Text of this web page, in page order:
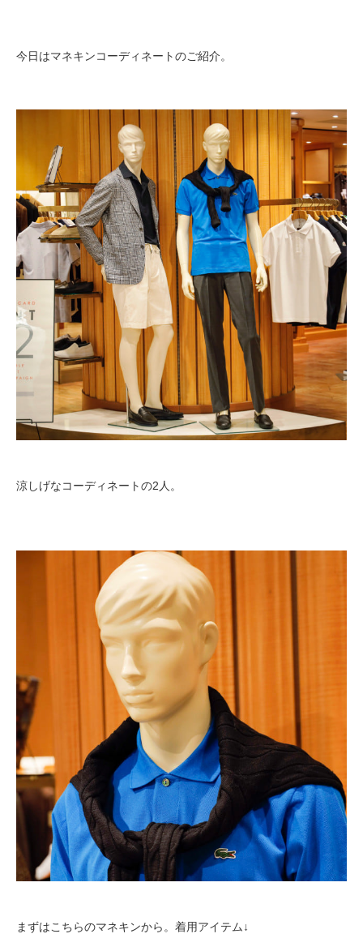
今日はマネキンコーディネートのご紹介。
涼しげなコーディネートの2人。
まずはこちらのマネキンから。着用アイテム↓